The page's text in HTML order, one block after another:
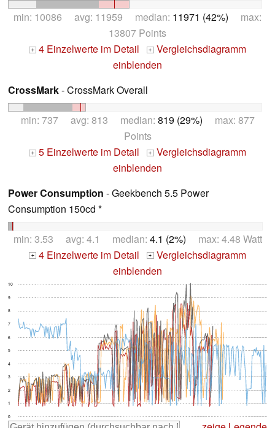
min: 10086 avg: 11959 median: 11971 (42%) max:
13807 Points
+ 4 Einzelwerte im Detail + Vergleichsdiagramm
einblenden
CrossMark- CrossMark Overall
min: 737 avg: 813 median: 819 (29%) max: 877
Points
+ 5 Einzelwerte im Detail + Vergleichsdiagramm
einblenden
Power Consumption - Geekbench 5.5 Power
Consumption 150cd *
min: 3.53 avg: 4.1 median: 4.1 (2%) max: 4.48 Watt
+ 4 Einzelwerte im Detail + Vergleichsdiagramm
einblenden
0
1
2
3
4
5
6
7
8
9
10